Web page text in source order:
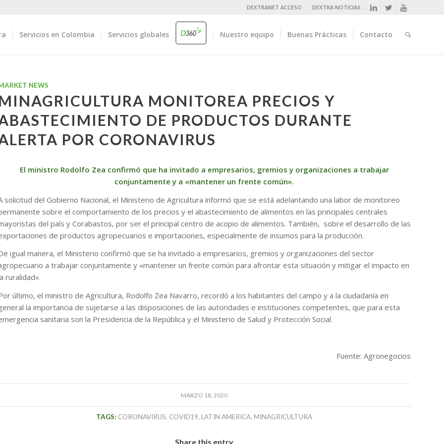
DEXTRANET ACCESO DEXTRA NOTICIAS
Servicios en Colombia Servicios globales Nuestro equipo Buenas Prácticas Contacto
NEWS
MONITOREA PRECIOS Y
DE PRODUCTOS DURANTE
POR CORONAVIRUS
El ministro Rodolfo Zea confirmó que ha invitado a empresarios, gremios y organizaciones a trabajar
conjuntamente y a «mantener un frente común».
solicitud del Gobierno Nacional, el Ministerio de Agricultura informó que se está adelantando una labor de monitoreo
sobre el comportamiento de los precios y el abastecimiento de alimentos en las principales centrales
del país y Corabastos, por ser el principal centro de acopio de alimentos. También, sobre el desarrollo de las
de productos agropecuarios e importaciones, especialmente de insumos para la producción.
igual manera, el Ministerio confirmó que se ha invitado a empresarios, gremios y organizaciones del sector
a trabajar conjuntamente y «mantener un frente común para afrontar esta situación y mitigar el impacto en
ruralidad».
último, el ministro de Agricultura, Rodolfo Zea Navarro, recordó a los habitantes del campo y a la ciudadanía en
la importancia de sujetarse a las disposiciones de las autoridades e instituciones competentes, que para esta
sanitaria son la Presidencia de la República y el Ministerio de Salud y Protección Social.
Fuente: Agronegocios
MARZO 18, 2020
TAGS: CORONAVIRUS, COVID19, LATIN AMERICA, MINAGRICULTURA
Share this entry